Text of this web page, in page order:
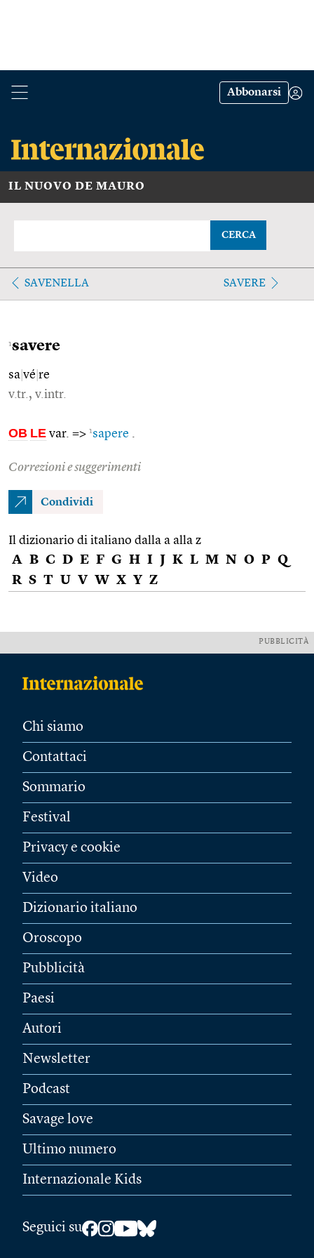
Abbonarsi
IL NUOVO DE MAURO
CERCA
SAVENELLA SAVERE
1savere
sa vé re
v.tr., v.intr.
OB LE var. => 1sapere
Correzioni e suggerimenti
Condividi
Il dizionario di italiano dalla a alla z
A B C D E F G H I J K L M N O P Q
R S T U V W X Y Z
PUBBLICITÀ
Chi siamo
Contattaci
Sommario
Festival
Privacy e cookie
Video
Dizionario italiano
Oroscopo
Pubblicità
Paesi
Autori
Newsletter
Podcast
Savage love
Ultimo numero
Internazionale Kids
Seguici su